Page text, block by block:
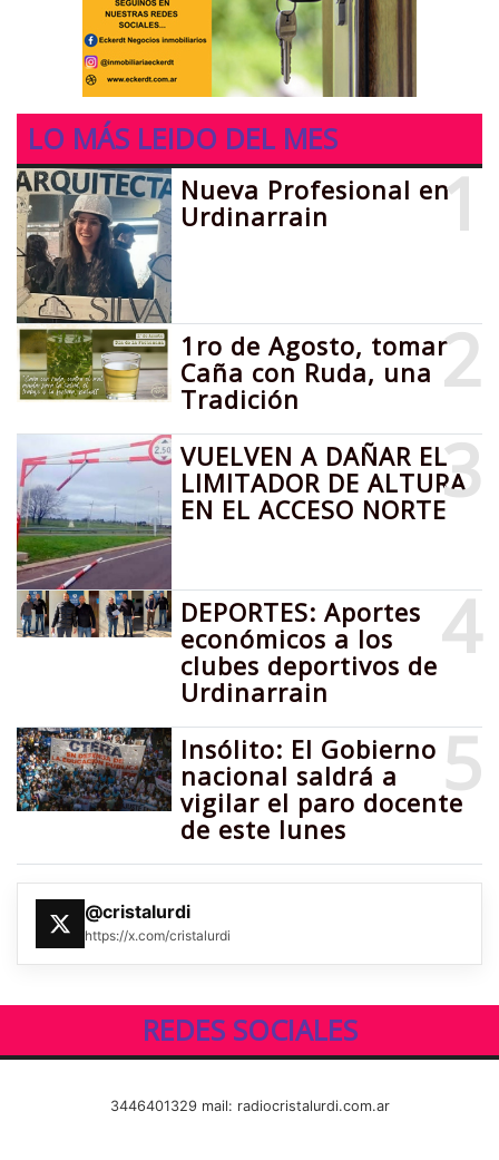
LO MÁS LEIDO DEL MES
1
Nueva Profesional en
Urdinarrain
2
1ro de Agosto, tomar
Caña con Ruda, una
Tradición
3
VUELVEN A DAÑAR EL
LIMITADOR DE ALTURA
EN EL ACCESO NORTE
4
DEPORTES: Aportes
económicos a los
clubes deportivos de
Urdinarrain
5
Insólito: El Gobierno
nacional saldrá a
vigilar el paro docente
de este lunes
@cristalurdi
https://x.com/cristalurdi
REDES SOCIALES
3446401329 mail: radiocristalurdi.com.ar